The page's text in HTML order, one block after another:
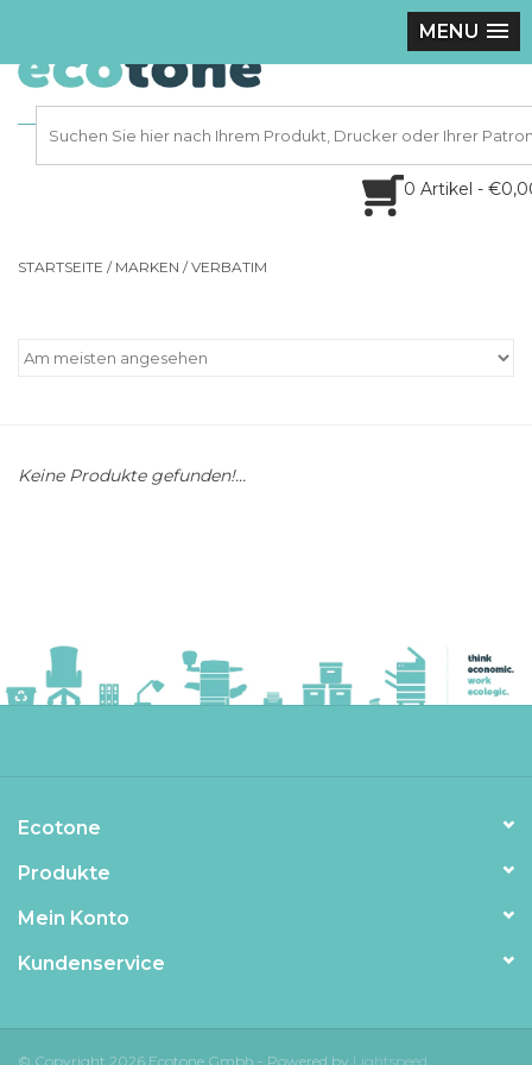
MENU
0 Artikel -
STARTSEITE / MARKEN /VERBATIM
Keine Produkte gefunden!...
Ecotone
Produkte
Mein Konto
Kundenservice
© Copyright 2026 Ecotone Gmbh - Powered by Lightspeed